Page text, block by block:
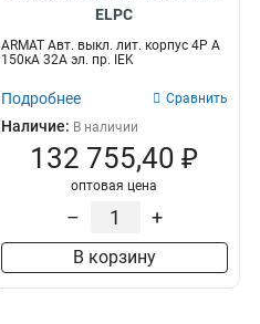
ELPC
ARMAT Авт. выкл. лит. корпус 4P A
150кА 32А эл. пр. IEK
Подробнее Сравнить
Наличие: В наличии
132 755,40 ₽
оптовая цена
– +
В корзину